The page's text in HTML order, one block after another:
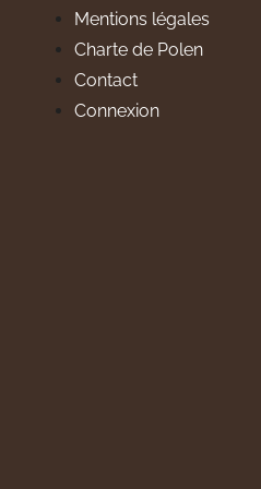
Mentions légales
Charte de Polen
Contact
Connexion